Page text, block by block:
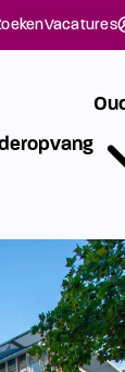
Vacatures